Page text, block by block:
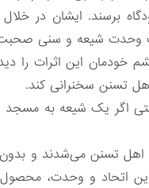
برسند. ایشان در
وحدت شیعه و سنی صحبت
خودمان این اثرات را
تسنن سخنرانی کند.
اگر یک شیعه به
اهل تسنن می‌شدند و
اتحاد و وحدت، محصول